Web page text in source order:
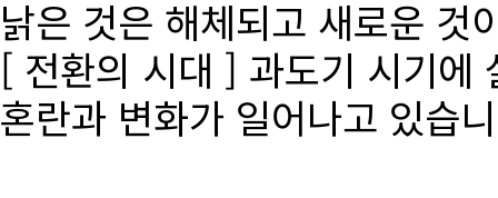
낡은 것은 해체되고 새로운 것
[ 전환의 시대 ] 과도기 시기에
혼란과 변화가 일어나고 있습